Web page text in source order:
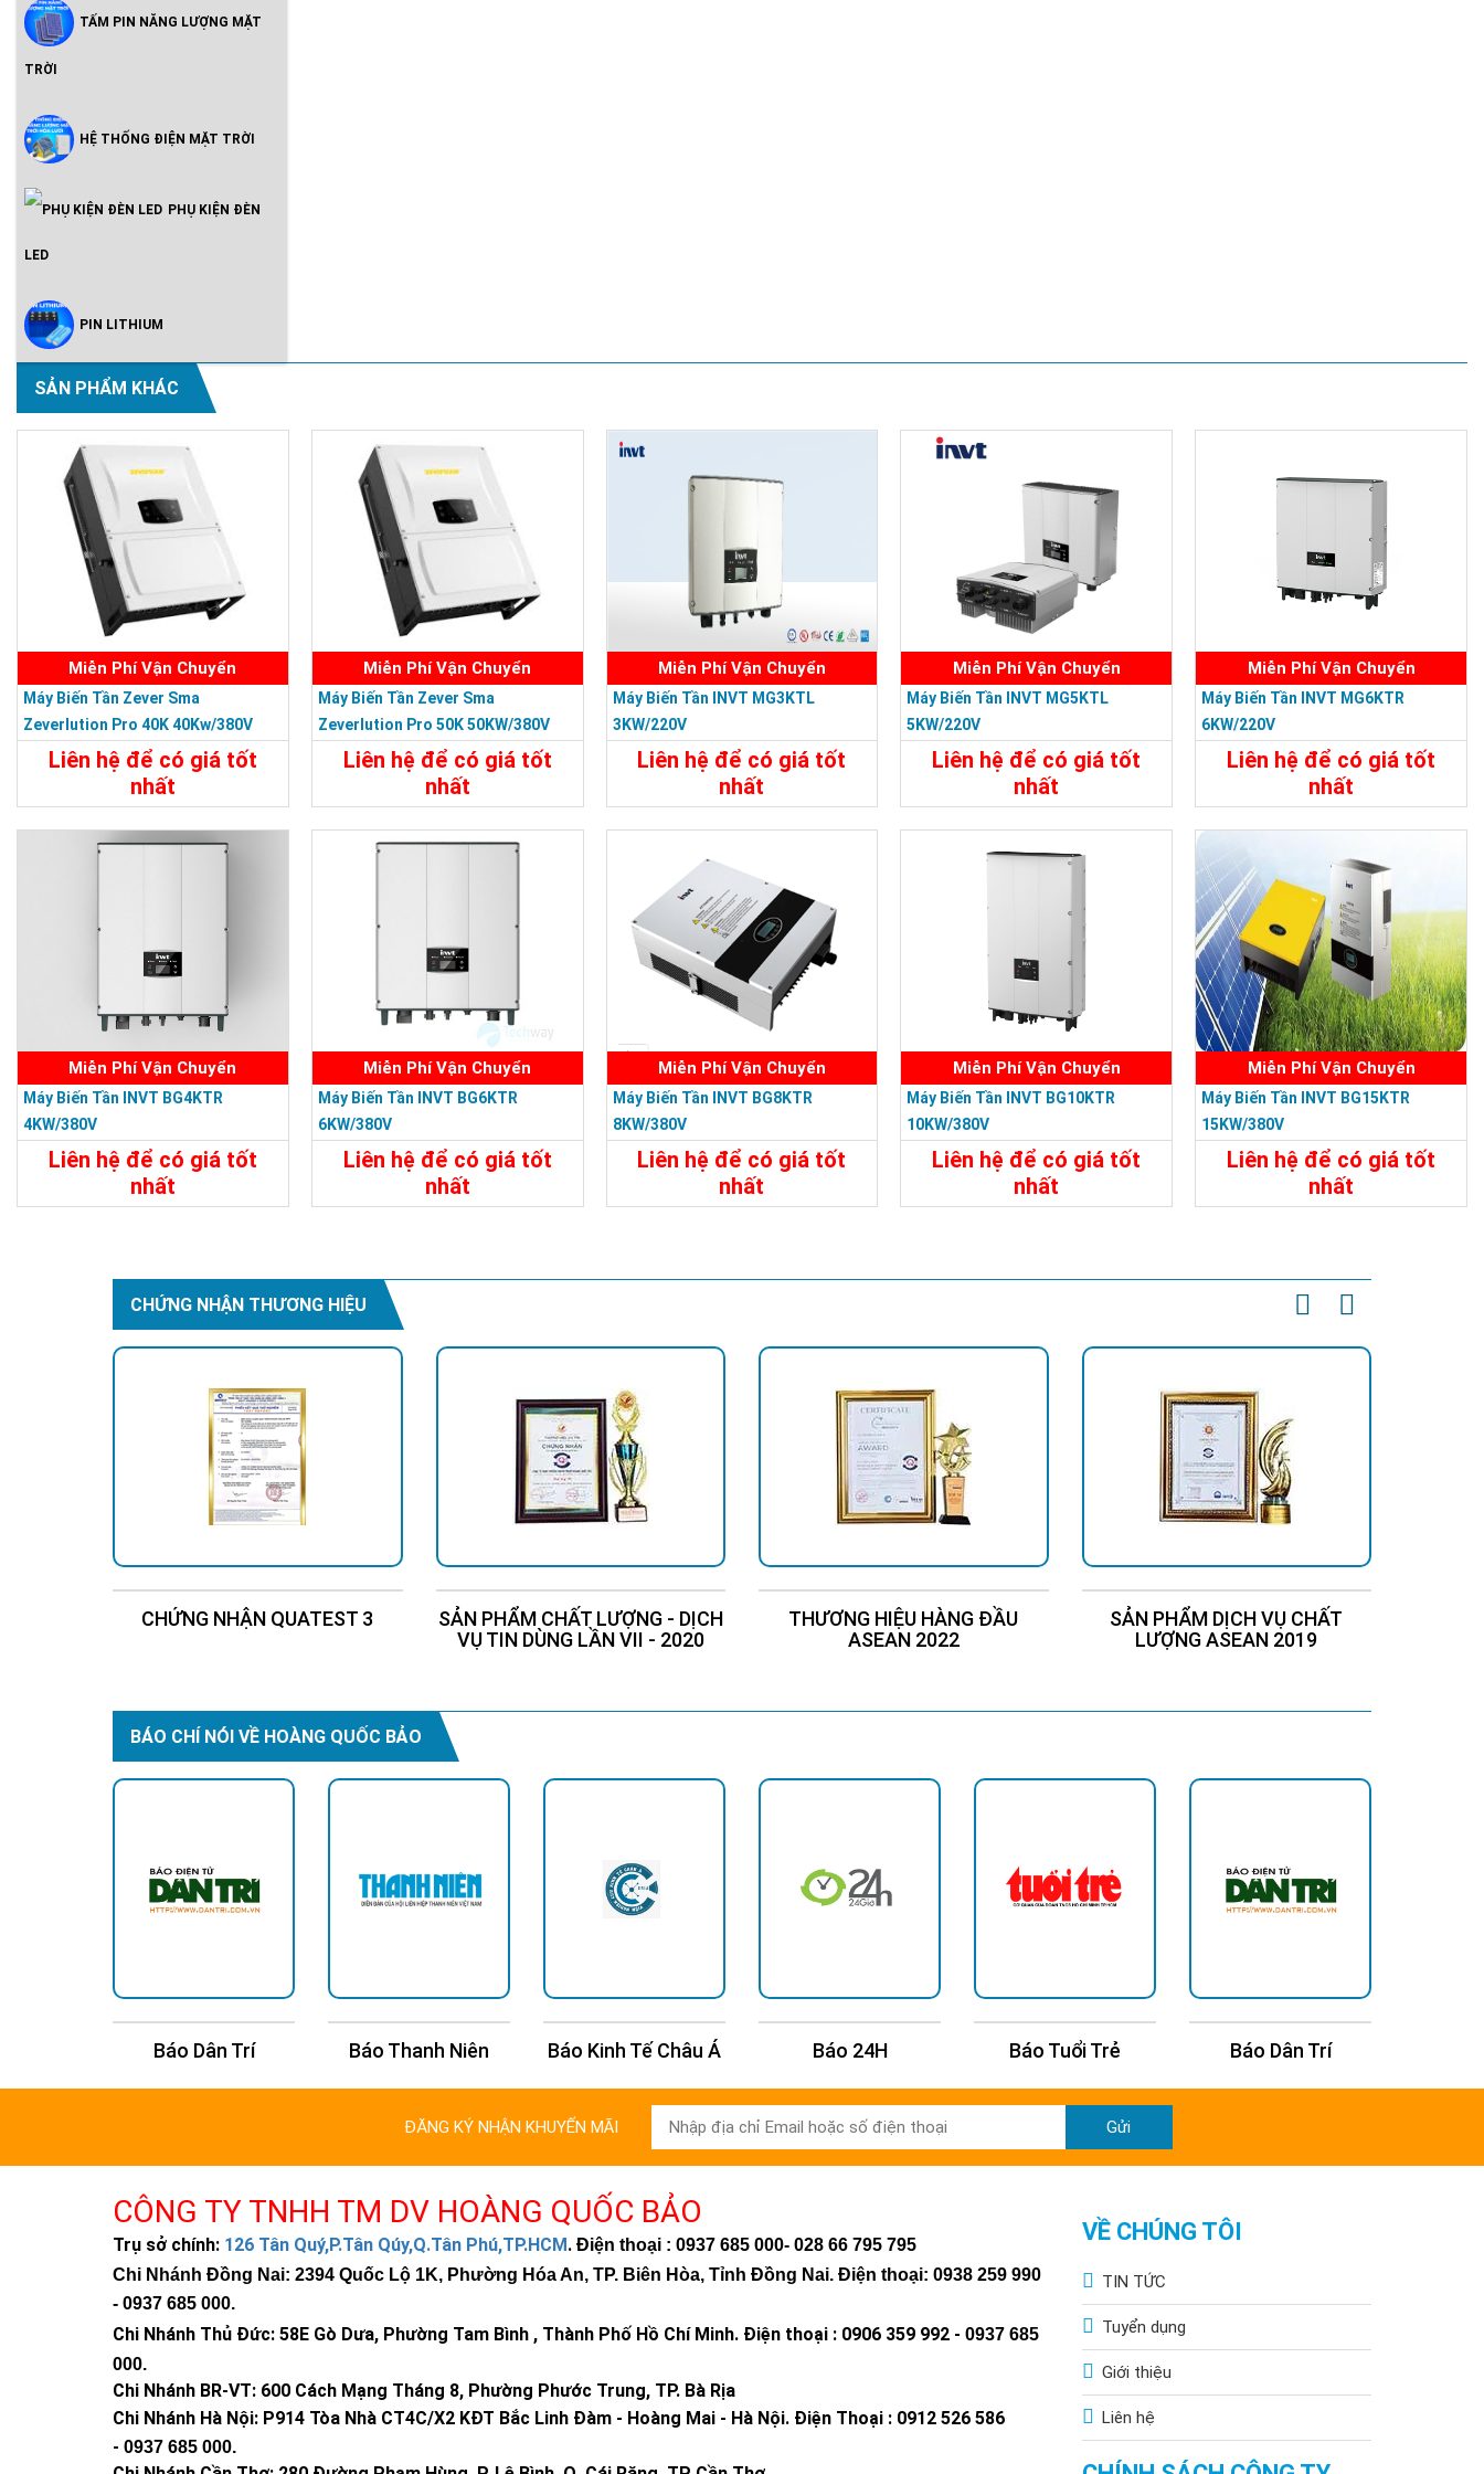
TẤM PIN NĂNG LƯỢNG MẶT
TRỜI
HỆ THỐNG ĐIỆN MẶT TRỜI
Inveter Hòa Lưới Có Lưu Trữ -
PHỤ KIỆN ĐÈN
LED
PIN LITHIUM
SẢN PHẨM KHÁC
Miễn Phí Vận Chuyển
Máy Biến Tần Zever Sma
Zeverlution Pro 40K 40Kw/380V
Liên hệ để có giá tốt
nhất
Miễn Phí Vận Chuyển
Máy Biến Tần Zever Sma
Zeverlution Pro 50K 50KW/380V
Liên hệ để có giá tốt
nhất
Miễn Phí Vận Chuyển
Máy Biến Tần INVT MG3KTL
3KW/220V
Liên hệ để có giá tốt
nhất
Miễn Phí Vận Chuyển
Máy Biến Tần INVT MG5KTL
5KW/220V
Liên hệ để có giá tốt
nhất
Miễn Phí Vận Chuyển
Máy Biến Tần INVT MG6KTR
6KW/220V
Liên hệ để có giá tốt
nhất
Miễn Phí Vận Chuyển
Máy Biến Tần INVT BG4KTR
4KW/380V
Liên hệ để có giá tốt
nhất
Miễn Phí Vận Chuyển
Máy Biến Tần INVT BG6KTR
6KW/380V
Liên hệ để có giá tốt
nhất
Miễn Phí Vận Chuyển
Máy Biến Tần INVT BG8KTR
8KW/380V
Liên hệ để có giá tốt
nhất
Miễn Phí Vận Chuyển
Máy Biến Tần INVT BG10KTR
10KW/380V
Liên hệ để có giá tốt
nhất
Miễn Phí Vận Chuyển
Máy Biến Tần INVT BG15KTR
15KW/380V
Liên hệ để có giá tốt
nhất
CHỨNG NHẬN THƯƠNG HIỆU
CHỨNG NHẬN QUATEST 3
SẢN PHẨM CHẤT LƯỢNG - DỊCH
VỤ TIN DÙNG LẦN VII - 2020
THƯƠNG HIỆU HÀNG ĐẦU
ASEAN 2022
SẢN PHẨM DỊCH VỤ CHẤT
LƯỢNG ASEAN 2019
BÁO CHÍ NÓI VỀ HOÀNG QUỐC BẢO
Báo Thanh Niên Báo Kinh Tế Châu Á Báo 24H Báo Tuổi Trẻ Báo Dân Trí Báo Thanh Niên
ĐĂNG KÝ NHẬN KHUYẾN MÃI Gửi
CÔNG TY TNHH TM DV HOÀNG QUỐC BẢO
Trụ sở chính: 126 Tân Quý,P.Tân Qúy,Q.Tân Phú,TP.HCM. Điện thoại : 0937 685 000- 028 66 795 795
Chi Nhánh Đồng Nai: 2394 Quốc Lộ 1K, Phường Hóa An, TP. Biên Hòa, Tỉnh Đồng Nai. Điện thoại: 0938 259 990
- 0937 685 000.
Chi Nhánh Thủ Đức: 58E Gò Dưa, Phường Tam Bình , Thành Phố Hồ Chí Minh. Điện thoại : 0906 359 992 - 0937 685
000.
Chi Nhánh BR-VT: 600 Cách Mạng Tháng 8, Phường Phước Trung, TP. Bà Rịa
Chi Nhánh Hà Nội: P914 Tòa Nhà CT4C/X2 KĐT Bắc Linh Đàm - Hoàng Mai - Hà Nội. Điện Thoại : 0912 526 586
- 0937 685 000.
VỀ CHÚNG TÔI
TIN TỨC
Tuyển dụng
Giới thiệu
Liên hệ